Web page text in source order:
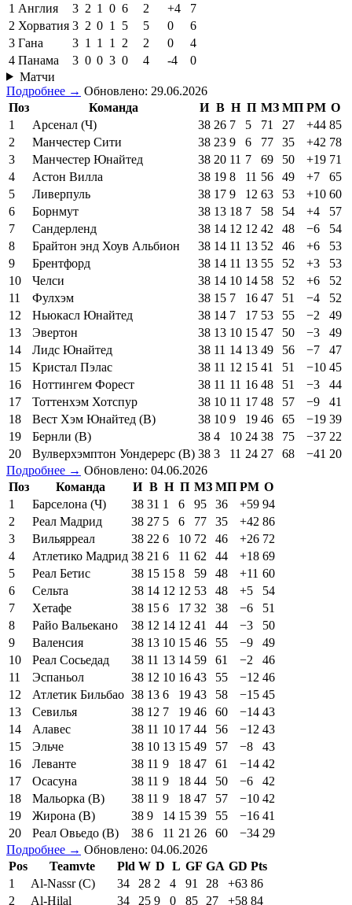
1 Англия 3 2 1 0 6 2 +4
7
2 Хорватия 3 2 0 1 5 5 0
6
3 Гана 3 1 1 1 2 2 0
4
4 Панама 3 0 0 3 0 4 -4
0
Матчи
Подробнее → Обновлено: 29.06.2026
Поз
Команда И В Н П МЗ МП РМ О
1
Арсенал (Ч) 38 26 7 5 71 27 +44 85
2
Манчестер Сити 38 23 9 6 77 35 +42 78
3
Манчестер Юнайтед 38 20 11 7 69 50 +19 71
4
Астон Вилла 38 19 8 11 56 49 +7
65
5
Ливерпуль 38 17 9 12 63 53 +10 60
6
Борнмут 38 13 18 7 58 54 +4
57
7
Сандерленд 38 14 12 12 42 48 −6
54
8
Брайтон энд Хоув Альбион 38 14 11 13 52 46 +6
53
9
Брентфорд 38 14 11 13 55 52 +3
53
10
Челси 38 14 10 14 58 52 +6
52
11
Фулхэм 38 15 7 16 47 51 −4
52
12
Ньюкасл Юнайтед 38 14 7 17 53 55 −2
49
13
Эвертон 38 13 10 15 47 50 −3
49
14
Лидс Юнайтед 38 11 14 13 49 56 −7
47
15
Кристал Пэлас 38 11 12 15 41 51 −10 45
16
Ноттингем Форест 38 11 11 16 48 51 −3
44
17
Тоттенхэм Хотспур 38 10 11 17 48 57 −9
41
18
Вест Хэм Юнайтед (В) 38 10 9 19 46 65 −19 39
19
Бернли (В) 38 4 10 24 38 75 −37 22
20
Вулверхэмптон Уондерерс (В) 38 3 11 24 27 68 −41 20
Подробнее → Обновлено: 04.06.2026
Поз
Команда И В Н П МЗ МП РМ О
1
Барселона (Ч) 38 31 1 6 95 36 +59 94
2
Реал Мадрид 38 27 5 6 77 35 +42 86
3
Вильярреал 38 22 6 10 72 46 +26 72
4
Атлетико Мадрид 38 21 6 11 62 44 +18 69
5
Реал Бетис 38 15 15 8 59 48 +11 60
6
Сельта 38 14 12 12 53 48 +5
54
7
Хетафе 38 15 6 17 32 38 −6
51
8
Райо Вальекано 38 12 14 12 41 44 −3
50
9
Валенсия 38 13 10 15 46 55 −9
49
10
Реал Сосьедад 38 11 13 14 59 61 −2
46
11
Эспаньол 38 12 10 16 43 55 −12 46
12
Атлетик Бильбао 38 13 6 19 43 58 −15 45
13
Севилья 38 12 7 19 46 60 −14 43
14
Алавес 38 11 10 17 44 56 −12 43
15
Эльче 38 10 13 15 49 57 −8
43
16
Леванте 38 11 9 18 47 61 −14 42
17
Осасуна 38 11 9 18 44 50 −6
42
18
Мальорка (В) 38 11 9 18 47 57 −10 42
19
Жирона (В) 38 9 14 15 39 55 −16 41
20
Реал Овьедо (В) 38 6 11 21 26 60 −34 29
Подробнее → Обновлено: 04.06.2026
Pos
Teamvte Pld W D L GF GA GD Pts
1
Al-Nassr (C) 34 28 2 4 91 28 +63 86
2
Al-Hilal 34 25 9 0 85 27 +58 84